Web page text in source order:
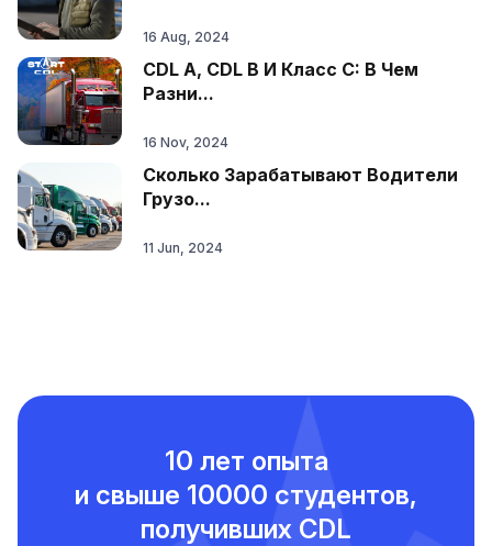
16 Aug, 2024
CDL A, CDL B И Класс C: В Чем
Разни...
16 Nov, 2024
Сколько Зарабатывают Водители
Грузо...
11 Jun, 2024
10 лет опыта
и свыше 10000 студентов,
получивших CDL